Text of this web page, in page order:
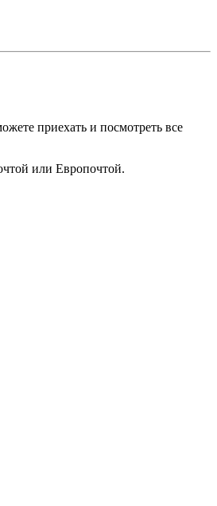
приехать и посмотреть все
или Европочтой.